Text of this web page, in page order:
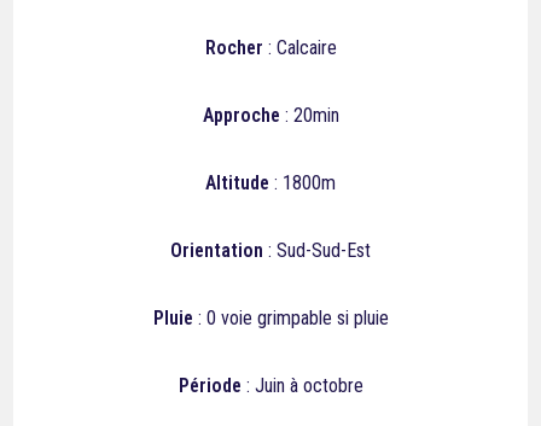
Rocher : Calcaire
Approche : 20min
Altitude : 1800m
Orientation : Sud-Sud-Est
Pluie : 0 voie grimpable si pluie
Période : Juin à octobre